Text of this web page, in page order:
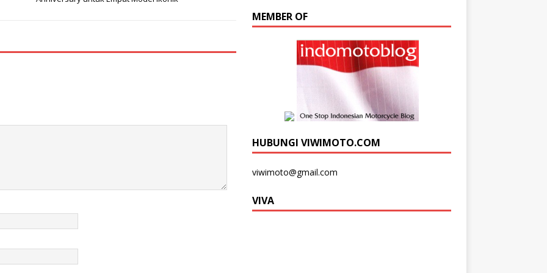
MEMBER OF
HUBUNGI VIWIMOTO.COM
viwimoto@gmail.com
VIVA